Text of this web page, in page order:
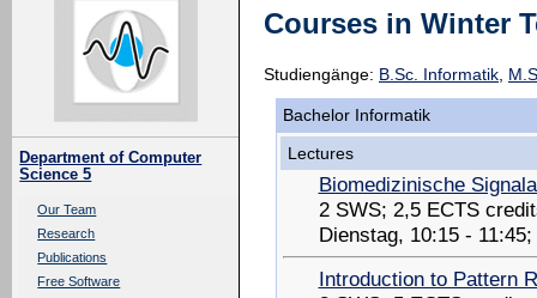
Department of Computer
Science 5
Our Team
Research
Publications
Free Software
Courses in Winter
Studiengänge: B.Sc. Informatik
Bachelor Informatik
Lectures
Biomedizinische
2 SWS; 2,5 ECTS
Dienstag, 10:15 -
Introduction to Pattern